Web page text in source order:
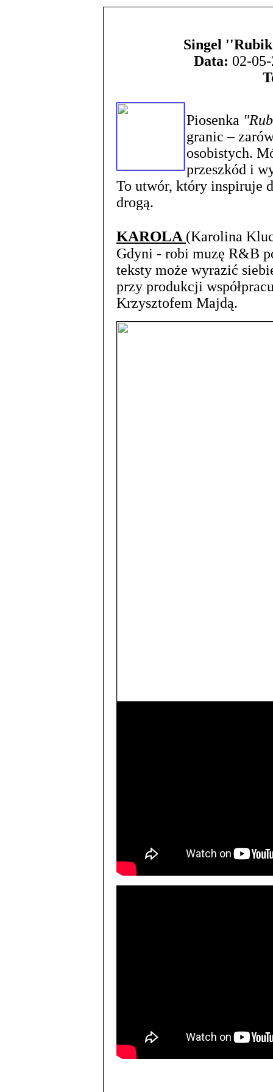
Singel
Data: 02-
Piosenka
granic –
osobistych.
przeszkód i
To utwór, który inspiruje
drogą.
KAROLA (Karolina
Gdyni - robi muzę R&B
teksty może wyrazić
przy produkcji
Krzysztofem Majdą.